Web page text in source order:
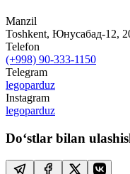
Manzil
Toshkent, Юнусабад-12,
Telefon
(+998) 90-333-1150
Telegram
legoparduz
Instagram
legoparduz
Do‘stlar bilan